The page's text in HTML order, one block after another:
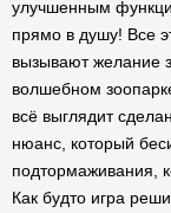
улучшенным
прямо в душу! Все
вызывают желание
волшебном
всё выглядит
нюанс, который
подтормаживания,
Как будто игра